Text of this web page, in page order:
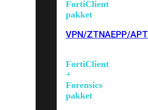
FortiClient
pakket
VPN/ZTNAEPP/APT
FortiClient
+
Forensics
pakket